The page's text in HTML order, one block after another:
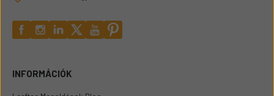
INFORMÁCIÓK